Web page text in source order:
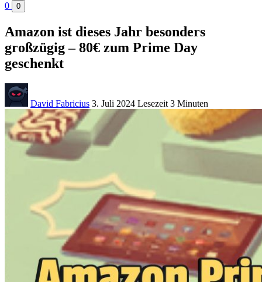
0
0
Amazon ist dieses Jahr besonders
großzügig – 80€ zum Prime Day
geschenkt
David Fabricius 3. Juli 2024 Lesezeit 3 Minuten